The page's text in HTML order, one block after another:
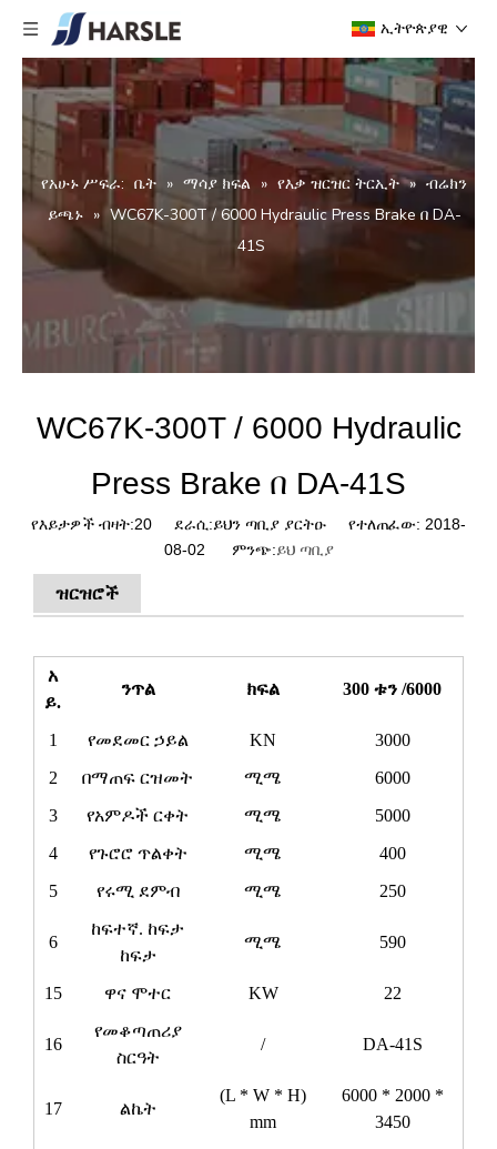
ኢትዮጵያዊ
የአሁኑ ሥፍራ: ቤት » ማሳያ ክፍል » የእቃ ዝርዝር ትርኢት » ብሬክን
ይጫኑ » WC67K-300T / 6000 Hydraulic Press Brake በ DA-
41S
WC67K-300T / 6000 Hydraulic
Press Brake በ DA-41S
የእይታዎች ብዛት:20 ደራሲ:ይህን ጣቢያ ያርትዑ የተለጠፈው: 2018-
08-02 ምንጭ:ይህ ጣቢያ
ዝርዝሮች
አ
ይ.
ንጥል ክፍል 300 ቱን /6000
1 የመደመር ኃይል KN
3000
2
በማጠፍ ርዝመት ሚሜ
6000
3
የአምዶች ርቀት ሚሜ
5000
4
የጉሮሮ ጥልቀት ሚሜ
400
5
የሩሚ ደምብ ሚሜ 250
6
ከፍተኛ. ከፍታ
ከፍታ
ሚሜ 590
15 ዋና ሞተር KW 22
16
የመቆጣጠሪያ
ስርዓት
/ DA-41S
17 ልኬት
(L * W * H)
mm
6000 * 2000 *
3450